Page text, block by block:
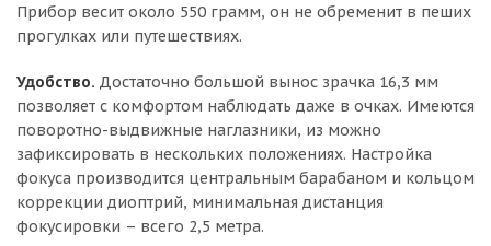
Прибор весит около 550 грамм, он не обременит в пеших
прогулках или путешествиях.
Удобство. Достаточно большой вынос зрачка 16,3 мм
позволяет с комфортом наблюдать даже в очках. Имеются
поворотно-выдвижные наглазники, из можно
зафиксировать в нескольких положениях. Настройка
фокуса производится центральным барабаном и кольцом
коррекции диоптрий, минимальная дистанция
фокусировки – всего 2,5 метра.